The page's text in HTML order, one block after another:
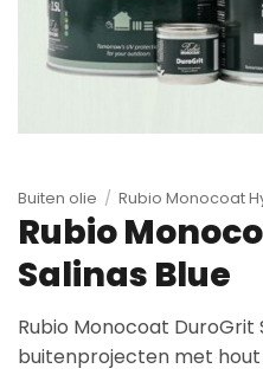
Buiten olie / Rubio Monocoat
Rubio
Salinas Blue
Rubio Monocoat DuroGrit
buitenprojecten met